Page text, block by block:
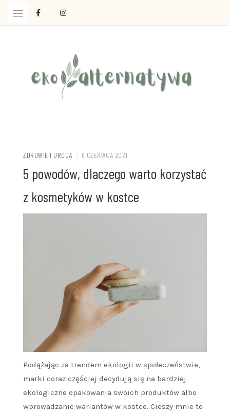
ZDROWIE I URODA / 8 CZERWCA 2021
5 powodów, dlaczego warto korzystać
z kosmetyków w kostce
Podążając za trendem ekologii w społeczeństwie,
marki coraz częściej decydują się na bardziej
ekologiczne opakowania swoich produktów albo
wprowadzanie wariantów w kostce. Cieszy mnie to